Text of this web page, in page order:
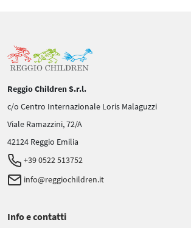
Reggio Children S.r.l.
c/o Centro Internazionale Loris Malaguzzi
Viale Ramazzini, 72/A
42124 Reggio Emilia
+39 0522 513752
info@reggiochildren.it
Info e contatti